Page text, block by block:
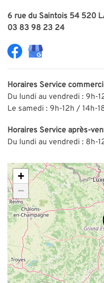
6 rue du Saintois 54 520
03 83 98 23 24
Horaires Service
Du lundi au vendredi : 9h-
Le samedi : 9h-12h / 14h-
Horaires Service après-
Du lundi au vendredi : 8h-
+
−